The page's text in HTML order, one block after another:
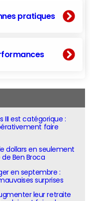
pratiques
III est catégorique :
faire
dollars en seulement
Ben Broca
en septembre :
surprises
leur retraite